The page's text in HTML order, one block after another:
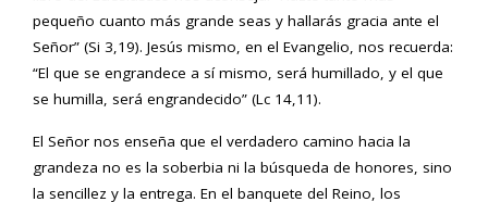
pequeño cuanto más grande seas y hallarás gracia ante el
Señor” (Si 3,19). Jesús mismo, en el Evangelio, nos recuerda:
“El que se engrandece a sí mismo, será humillado, y el que
se humilla, será engrandecido” (Lc 14,11).
El Señor nos enseña que el verdadero camino hacia la
grandeza no es la soberbia ni la búsqueda de honores, sino
la sencillez y la entrega. En el banquete del Reino, los